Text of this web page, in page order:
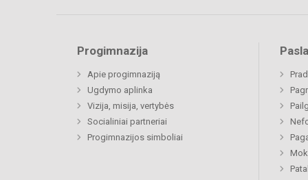
Progimnazija
Apie progimnaziją
Ugdymo aplinka
Vizija, misija, vertybės
Socialiniai partneriai
Progimnazijos simboliai